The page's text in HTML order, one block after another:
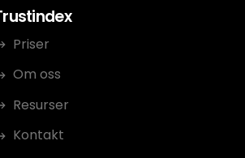
Priser
Om oss
Resurser
Kontakt